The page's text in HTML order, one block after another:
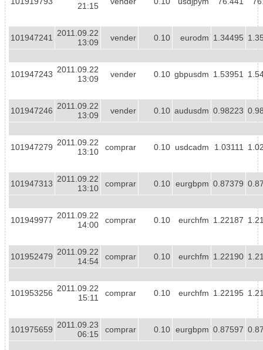
21:15
101947241
2011.09.22
13:09
vender 0.10 eurodm 1.34495
101947243 2011.09.22
13:09
vender 0.10 gbpusdm 1.53951
101947246 2011.09.22
13:09
vender 0.10 audusdm 0.98223
101947279 2011.09.22
13:10
comprar 0.10 usdcadm 1.03111
101947313 2011.09.22
13:10
comprar 0.10 eurgbpm 0.87379
101949977 2011.09.22
14:00
comprar 0.10 eurchfm 1.22187
101952479 2011.09.22
14:54
comprar 0.10 eurchfm 1.22190
101953256 2011.09.22
15:11
comprar 0.10 eurchfm 1.22195
101975659 2011.09.23
06:15
comprar 0.10 eurgbpm 0.87597